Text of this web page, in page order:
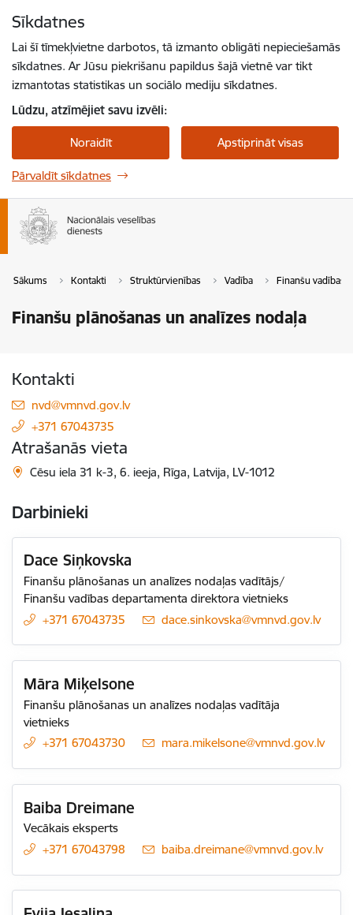
Sīkdatnes
Lai šī tīmekļvietne darbotos, tā izmanto obligāti nepieciešamās
sīkdatnes. Ar Jūsu piekrišanu papildus šajā vietnē var tikt
izmantotas statistikas un sociālo mediju sīkdatnes.
Lūdzu, atzīmējiet savu izvēli:
Noraidīt Apstiprināt visas
Pārvaldīt sīkdatnes
Sākums Kontakti Struktūrvienības Vadība Finanšu vadības
Finanšu plānošanas un analīzes nodaļa
Kontakti
E-pasts:
nvd@vmnvd.gov.lv
+371 67043735
Atrašanās vieta
Cēsu iela 31 k-3, 6. ieeja, Rīga, Latvija, LV-1012
Darbinieki
Dace Siņkovska
Finanšu plānošanas un analīzes nodaļas vadītājs/
Finanšu vadības departamenta direktora vietnieks
+371 67043735
E-pasts:
dace.sinkovska@vmnvd.gov.lv
Māra Miķelsone
Finanšu plānošanas un analīzes nodaļas vadītāja
vietnieks
+371 67043730
E-pasts:
mara.mikelsone@vmnvd.gov.lv
Baiba Dreimane
Vecākais eksperts
+371 67043798
E-pasts:
baiba.dreimane@vmnvd.gov.lv